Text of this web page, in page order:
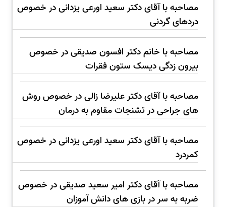
مصاحبه با آقای دکتر سعید اورعی یزدانی در خصوص
دردهای گردنی
مصاحبه با خانم دکتر افسون صدیقی در خصوص
بیرون زدگی دیسک ستون فقرات
مصاحبه با آقای دکتر علیرضا زالی در خصوص روش
های جراحی در تشنجات مقاوم به درمان
مصاحبه با آقای دکتر سعید اورعی یزدانی در خصوص
کمردرد
مصاحبه با آقای دکتر امیر سعید صدیقی در خصوص
ضربه به سر در بازی های دانش آموزان